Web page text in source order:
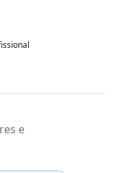
e